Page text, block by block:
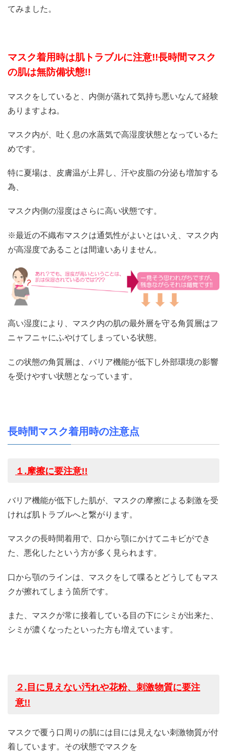
てみました。
マスク着用時は肌トラブルに注意!!長時間マスク
の肌は無防備状態!!
マスクをしていると、内側が蒸れて気持ち悪いなんて経験
ありますよね。
マスク内が、吐く息の水蒸気で高湿度状態となっているた
めです。
特に夏場は、皮膚温が上昇し、汗や皮脂の分泌も増加する
為、
マスク内側の湿度はさらに高い状態です。
※最近の不織布マスクは通気性がよいとはいえ、マスク内
が高湿度であることは間違いありません。
高い湿度により、マスク内の肌の最外層を守る角質層はフ
ニャフニャにふやけてしまっている状態。
この状態の角質層は、バリア機能が低下し外部環境の影響
を受けやすい状態となっています。
長時間マスク着用時の注意点
１ .摩擦に要注意!!
バリア機能が低下した肌が、マスクの摩擦による刺激を受
ければ肌トラブルへと繋がります。
マスクの長時間着用で、口から顎にかけてニキビができ
た、悪化したという方が多く見られます。
口から顎のラインは、マスクをして喋るとどうしてもマス
クが擦れてしまう箇所です。
また、マスクが常に接着している目の下にシミが出来た、
シミが濃くなったといった方も増えています。
２ . 目に見えない汚れや花粉、刺激物質に要注
意!!
マスクで覆う口周りの肌には目には見えない刺激物質が付
着しています。その状態でマスクを